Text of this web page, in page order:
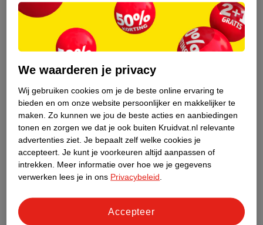
aan iedere tand
De vuistregel is minimaal twee minuten. De meeste elektrische
tandenborstels hebben een ingebouwde timer. De elektrische
tandenborstel pauzeert de pulsatie dan kort of maakt een
geluidje. Dit is een teken dat je lang genoeg hebt gepoetst. Je
x 2 minuten regel
Het verschil tussen oscillerend roterend en
sonisch poetsen
Er zijn twee verschillende poetstechnieken bij elektrische
Sonisch
We waarderen je privacy
Wij gebruiken cookies om je de beste online ervaring te
bieden en om onze website persoonlijker en makkelijker te
maken. Zo kunnen we jou de beste acties en aanbiedingen
tonen en zorgen we dat je ook buiten Kruidvat.nl relevante
advertenties ziet. Je bepaalt zelf welke cookies je
accepteert. Je kunt je voorkeuren altijd aanpassen of
intrekken.
Meer informatie over hoe we je gegevens
verwerken lees je in ons Privacybeleid
Accepteer